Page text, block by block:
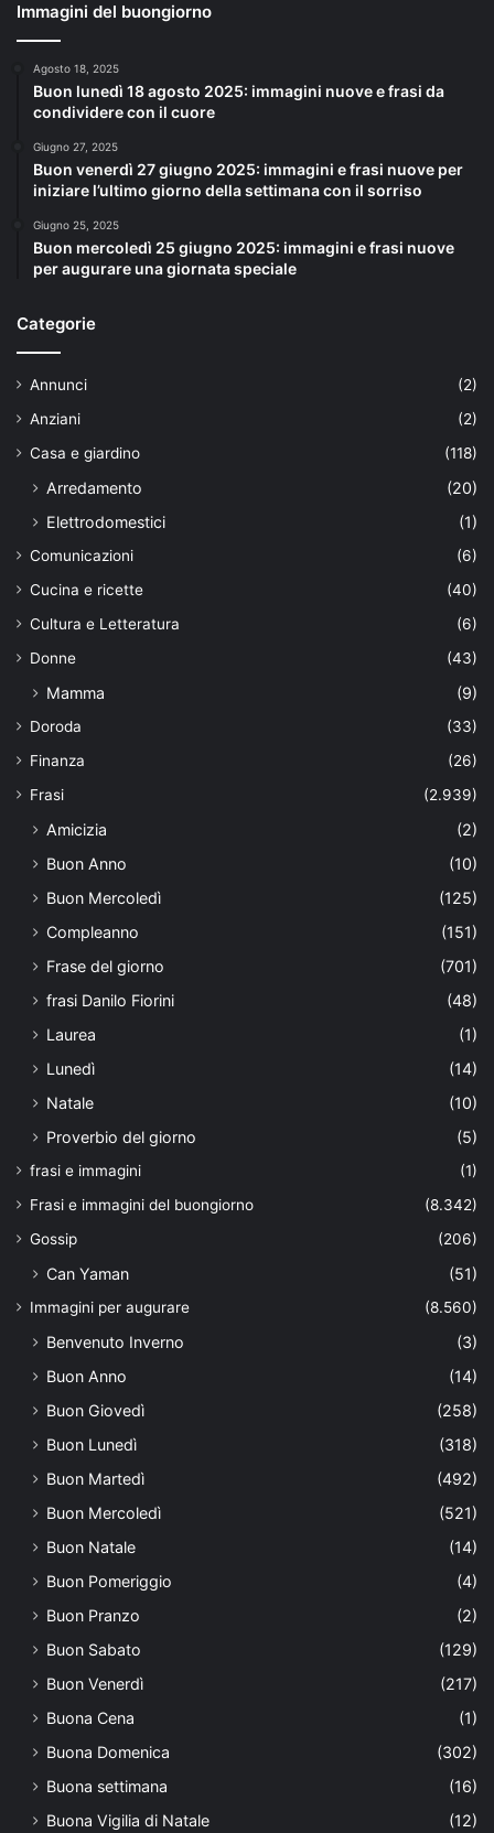
Immagini del buongiorno
Agosto 18, 2025
Buon lunedì 18 agosto 2025: immagini nuove e frasi da
condividere con il cuore
Giugno 27, 2025
Buon venerdì 27 giugno 2025: immagini e frasi nuove per
iniziare l’ultimo giorno della settimana con il sorriso
Giugno 25, 2025
Buon mercoledì 25 giugno 2025: immagini e frasi nuove
per augurare una giornata speciale
Categorie
Annunci
(2)
Anziani
(2)
Casa e giardino
(118)
Arredamento
(20)
Elettrodomestici
(1)
Comunicazioni
(6)
Cucina e ricette
(40)
Cultura e Letteratura
(6)
Donne
(43)
Mamma (9)
Doroda
(33)
Finanza
(26)
Frasi
(2.939)
Amicizia
(2)
Buon Anno
(10)
Buon Mercoledì
(125)
Compleanno
(151)
Frase del giorno
(701)
frasi Danilo Fiorini
(48)
Laurea
(1)
Lunedì
(14)
Natale
(10)
Proverbio del giorno
(5)
frasi e immagini
(1)
Frasi e immagini del buongiorno
(8.342)
Gossip
(206)
Can Yaman (51)
Immagini per augurare (8.560)
Benvenuto Inverno
(3)
Buon Anno
(14)
Buon Giovedì
(258)
Buon Lunedì
(318)
Buon Martedì
(492)
Buon Mercoledì
(521)
Buon Natale
(14)
Buon Pomeriggio
(4)
Buon Pranzo
(2)
Buon Sabato
(129)
Buon Venerdì
(217)
Buona Cena
(1)
Buona Domenica
(302)
Buona settimana
(16)
Buona Vigilia di Natale
(12)